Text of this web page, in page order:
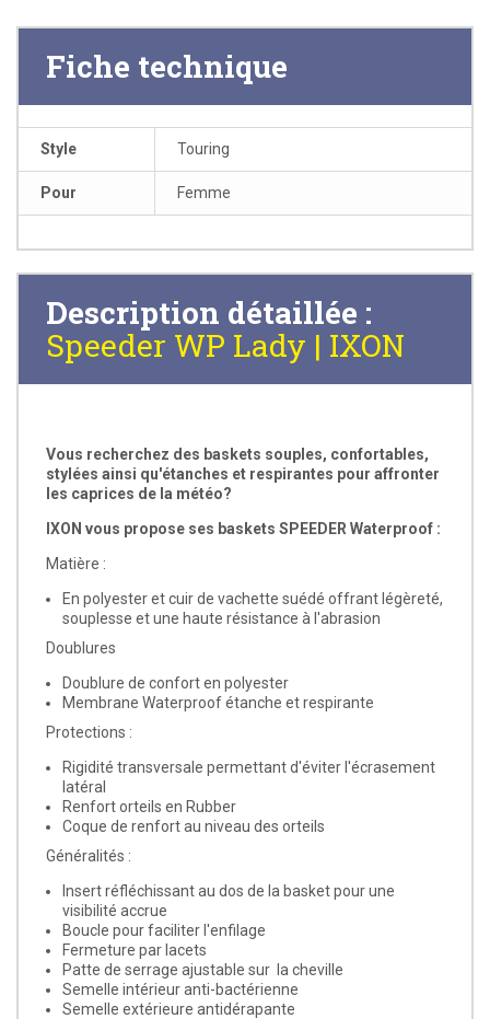
Fiche technique
Style Touring
Pour Femme
Description détaillée :
Speeder WP Lady | IXON
Vous recherchez des baskets souples, confortables,
stylées ainsi qu'étanches et respirantes pour affronter
les caprices de la météo?
IXON vous propose ses baskets SPEEDER Waterproof :
Matière :
En polyester et cuir de vachette suédé offrant légèreté,
souplesse et une haute résistance à l'abrasion
Doublures
Doublure de confort en polyester
Membrane Waterproof étanche et respirante
Protections :
Rigidité transversale permettant d'éviter l'écrasement
latéral
Renfort orteils en Rubber
Coque de renfort au niveau des orteils
Généralités :
Insert réfléchissant au dos de la basket pour une
visibilité accrue
Boucle pour faciliter l'enfilage
Fermeture par lacets
Patte de serrage ajustable sur la cheville
Semelle intérieur anti-bactérienne
Semelle extérieure antidérapante